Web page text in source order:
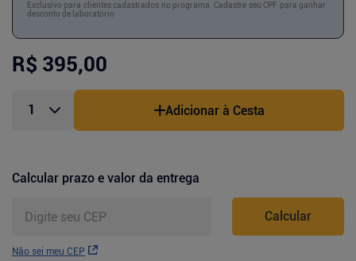
Exclusivo para clientes cadastrados no programa. Cadastre seu CPF para ganhar
desconto de laboratório
R$ 395,00
Adicionar à Cesta
Calcular prazo e valor da entrega
Não sei meu CEP
Calcular